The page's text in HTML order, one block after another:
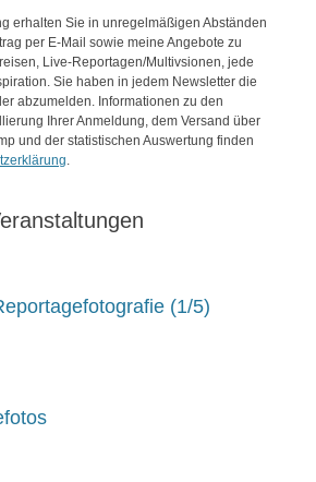
erhalten Sie in unregelmäßigen Abständen
per E-Mail sowie meine Angebote zu
Live-Reportagen/Multivsionen, jede
Sie haben in jedem Newsletter die
abzumelden. Informationen zu den
Ihrer Anmeldung, dem Versand über
und der statistischen Auswertung finden
.
(1/5)